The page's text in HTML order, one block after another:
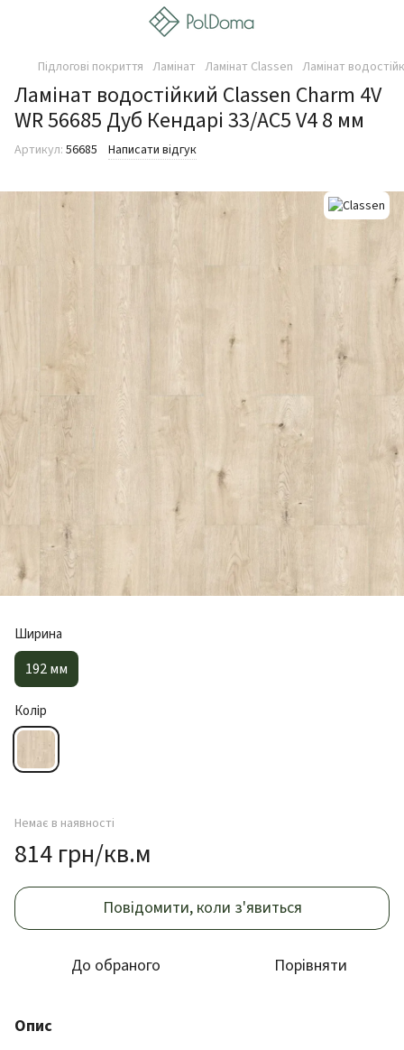
Підлогові покриття Ламінат Ламінат Classen Ламінат
Ламінат водостійкий Classen Charm 4V
WR 56685 Дуб Кендарі 33/AC5 V4 8 мм
Артикул: 56685 Написати відгук
Ширина
192 мм
Колір
Немає в наявності
814 грн/кв.м
Повідомити, коли з'явиться
До обраного Порівняти
Опис